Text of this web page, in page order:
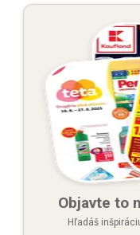
Objavte to
Hľadáš